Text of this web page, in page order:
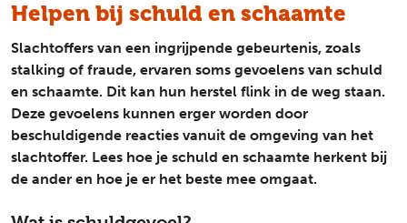
Helpen bij schuld en schaamte
Slachtoffers van een ingrijpende gebeurtenis, zoals
stalking of fraude, ervaren soms gevoelens van schuld
en schaamte. Dit kan hun herstel flink in de weg staan.
Deze gevoelens kunnen erger worden door
beschuldigende reacties vanuit de omgeving van het
slachtoffer. Lees hoe je schuld en schaamte herkent bij
de ander en hoe je er het beste mee omgaat.